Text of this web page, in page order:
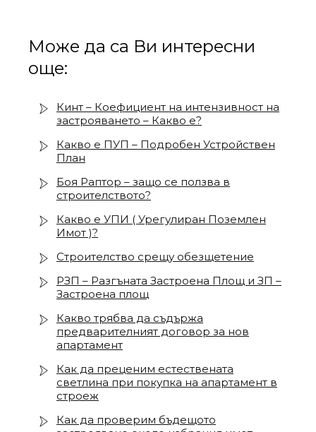
Може да са Ви интересни
още:
Кинт – Коефициент на интензивност на
застрояването – Какво е?
Какво е ПУП – Подробен Устройствен
План
Боя Раптор – защо се ползва в
строителството?
Какво е УПИ ( Урегулиран Поземлен
Имот )?
Строителство срещу обезщетение
РЗП – Разгъната Застроена Площ и ЗП –
Застроена площ
Какво трябва да съдържа
предварителният договор за нов
апартамент
Как да преценим естествената
светлина при покупка на апартамент в
строеж
Как да проверим бъдещото